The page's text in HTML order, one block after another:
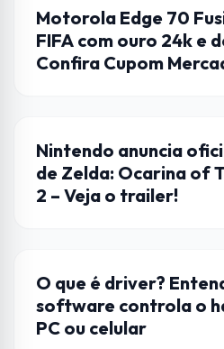
CELULAR
Motorola Edge 70
FIFA com ouro 24k e
Confira Cupom
LANÇAMENTO
Nintendo anuncia
de Zelda: Ocarina of
2 – Veja o trailer!
APLICATIVOS
O que é driver?
software controla o
PC ou celular